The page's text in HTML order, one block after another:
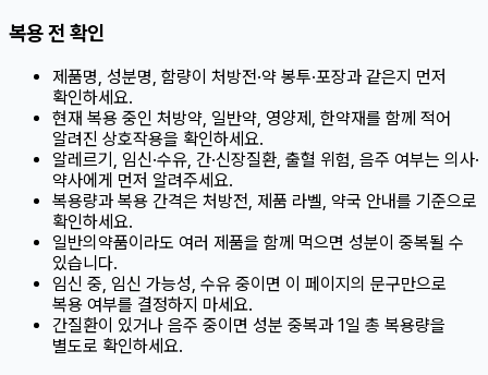
복용 전 확인
제품명, 성분명, 함량이 처방전·약 봉투·포장과 같은지 먼저
확인하세요.
현재 복용 중인 처방약, 일반약, 영양제, 한약재를 함께 적어
알려진 상호작용을 확인하세요.
알레르기, 임신·수유, 간·신장질환, 출혈 위험, 음주 여부는 의사·
약사에게 먼저 알려주세요.
복용량과 복용 간격은 처방전, 제품 라벨, 약국 안내를 기준으로
확인하세요.
일반의약품이라도 여러 제품을 함께 먹으면 성분이 중복될 수
있습니다.
임신 중, 임신 가능성, 수유 중이면 이 페이지의 문구만으로
복용 여부를 결정하지 마세요.
간질환이 있거나 음주 중이면 성분 중복과 1일 총 복용량을
별도로 확인하세요.